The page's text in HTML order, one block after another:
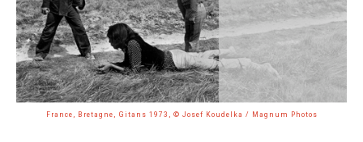
France, Bretagne, Gitans 1973, © Josef Koudelka / Magnum Photos